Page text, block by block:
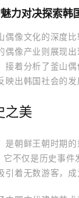
力对决探索韩
偶像文化的深度
偶像产业则展现
接着分析了釜山
映出韩国社会的
之美
是朝鲜王朝时期
不仅是历史事
引着无数游客，成